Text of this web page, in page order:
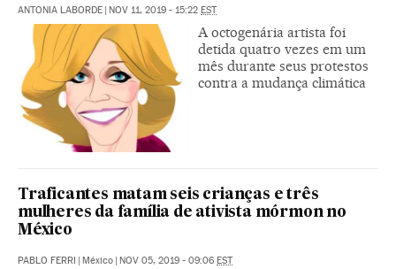
ANTONIA LABORDE | NOV 11, 2019 - 15:22 EST
A octogenária artista foi
detida quatro vezes em um
mês durante seus protestos
contra a mudança climática
Traficantes matam seis crianças e três
mulheres da família de ativista mórmon no
México
PABLO FERRI | México | NOV 05, 2019 - 09:06 EST